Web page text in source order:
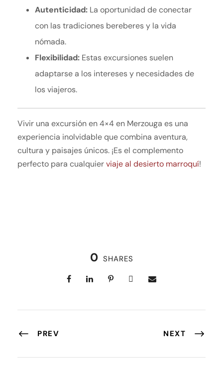
Autenticidad: La oportunidad de conectar
con las tradiciones bereberes y la vida
nómada.
Flexibilidad: Estas excursiones suelen
adaptarse a los intereses y necesidades de
los viajeros.
Vivir una excursión en 4×4 en Merzouga es una
experiencia inolvidable que combina aventura,
cultura y paisajes únicos. ¡Es el complemento
perfecto para cualquierviaje al desierto marroquí!
0 SHARES
PREV NEXT